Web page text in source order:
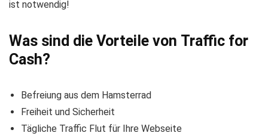
ist notwendig!
Was sind die Vorteile von Traffic for
Cash?
Befreiung aus dem Hamsterrad
Freiheit und Sicherheit
Tägliche Traffic Flut für Ihre Webseite